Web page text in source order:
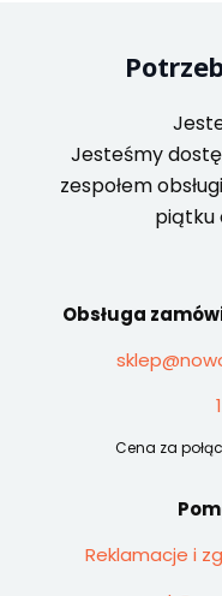
Jesteśmy
zespołem
piątku
Obsługa
Cena za
Reklamacje i